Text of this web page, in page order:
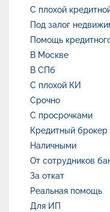
С плохой
Под залог
Помощь
В Москве
В СПб
С плохой КИ
Срочно
С просрочками
Кредитный брокер
Наличными
От сотрудников
За откат
Реальная помощь
Для ИП